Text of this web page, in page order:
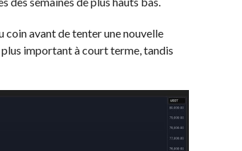
coin avant de tenter une nouvelle
plus important à court terme, tandis